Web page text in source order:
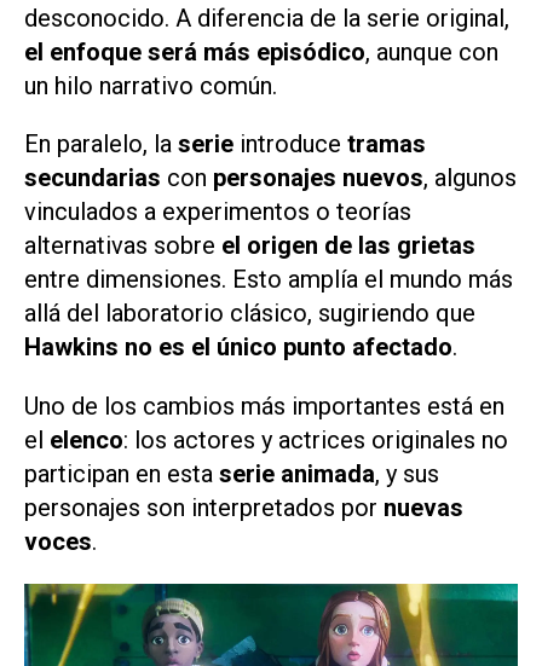
desconocido. A diferencia de la serie original,
el enfoque será más episódico, aunque con
un hilo narrativo común.
En paralelo, la serie introduce tramas
secundarias con personajes nuevos, algunos
vinculados a experimentos o teorías
alternativas sobre el origen de las grietas
entre dimensiones. Esto amplía el mundo más
allá del laboratorio clásico, sugiriendo que
Hawkins no es el único punto afectado.
Uno de los cambios más importantes está en
el elenco: los actores y actrices originales no
participan en esta serie animada, y sus
personajes son interpretados por nuevas
voces.